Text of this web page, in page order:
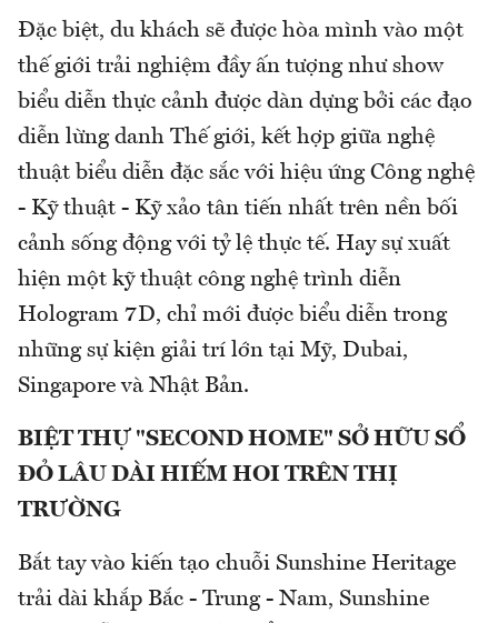
Đặc biệt, du khách sẽ được hòa mình vào một
thế giới trải nghiệm đầy ấn tượng như show
biểu diễn thực cảnh được dàn dựng bởi các đạo
diễn lừng danh Thế giới, kết hợp giữa nghệ
thuật biểu diễn đặc sắc với hiệu ứng Công nghệ
- Kỹ thuật - Kỹ xảo tân tiến nhất trên nền bối
cảnh sống động với tỷ lệ thực tế. Hay sự xuất
hiện một kỹ thuật công nghệ trình diễn
Hologram 7D, chỉ mới được biểu diễn trong
những sự kiện giải trí lớn tại Mỹ, Dubai,
Singapore và Nhật Bản.
BIỆT THỰ "SECOND HOME" SỞ HỮU SỔ
ĐỎ LÂU DÀI HIẾM HOI TRÊN THỊ
TRƯỜNG
Bắt tay vào kiến tạo chuỗi Sunshine Heritage
trải dài khắp Bắc - Trung - Nam, Sunshine